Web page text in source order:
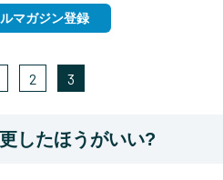
マガジン登録
2 3
したほうがいい?